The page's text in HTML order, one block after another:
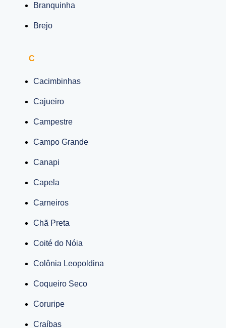
Branquinha
Brejo
C
Cacimbinhas
Cajueiro
Campestre
Campo Grande
Canapi
Capela
Carneiros
Chã Preta
Coité do Nóia
Colônia Leopoldina
Coqueiro Seco
Coruripe
Craíbas